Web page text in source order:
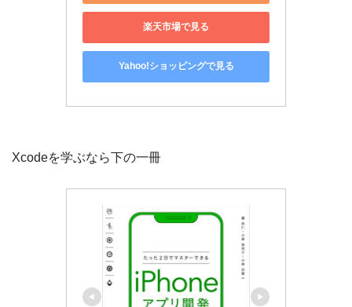
楽天市場で見る
Yahoo!ショッピングで見る
Xcodeを学ぶなら下の一冊